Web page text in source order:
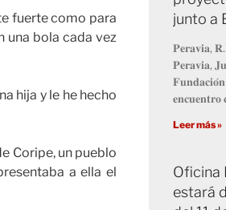
fuerte como para
una bola cada vez
hija y le he hecho
Coripe, un pueblo
a ella el
junto a
𝐏𝐞𝐫𝐚𝐯𝐢𝐚,
𝐏𝐞𝐫𝐚𝐯𝐢𝐚,
𝐅𝐮𝐧𝐝𝐚𝐜𝐢𝐨́𝐧
𝐞𝐧𝐜𝐮𝐞𝐧𝐭𝐫𝐨
Leer más »
Oficina
estará